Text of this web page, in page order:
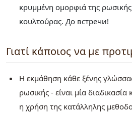
κρυμμένη ομορφιά της
κουλτούρας. До встречи!
Γιατί κάποιος να με
Η εκμάθηση κάθε ξένης
ρωσικής - είναι μία
η χρήση της κατάλληλης